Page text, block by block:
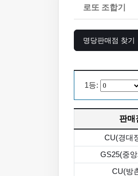
로또 조합기
명당판매점 찾기
1등:
판매
CU(경대
GS25(중
CU(방